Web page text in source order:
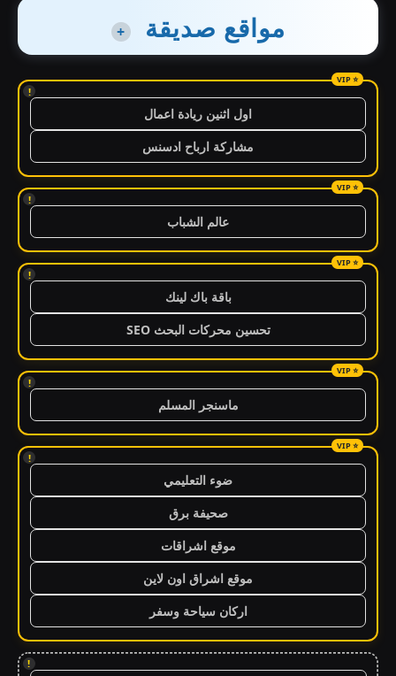
مواقع صديقة +
!
اول اثنين ريادة اعمال
مشاركة ارباح ادسنس
!
عالم الشباب
!
باقة باك لينك
تحسين محركات البحث SEO
!
ماسنجر المسلم
!
ضوء التعليمي
صحيفة برق
موقع اشراقات
موقع اشراق اون لاين
اركان سياحة وسفر
!